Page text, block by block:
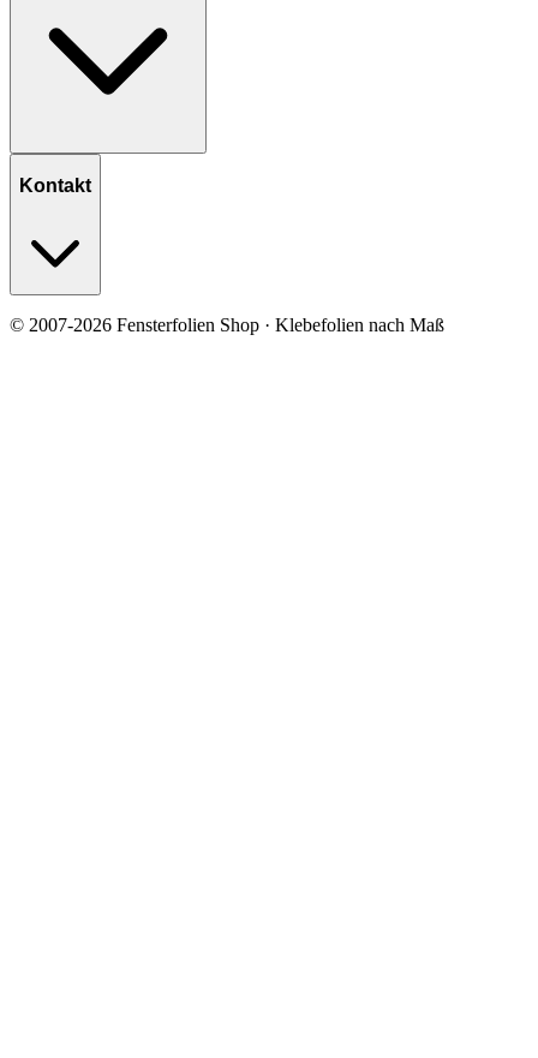
Kontakt
© 2007-2026 Fensterfolien Shop · Klebefolien nach Maß